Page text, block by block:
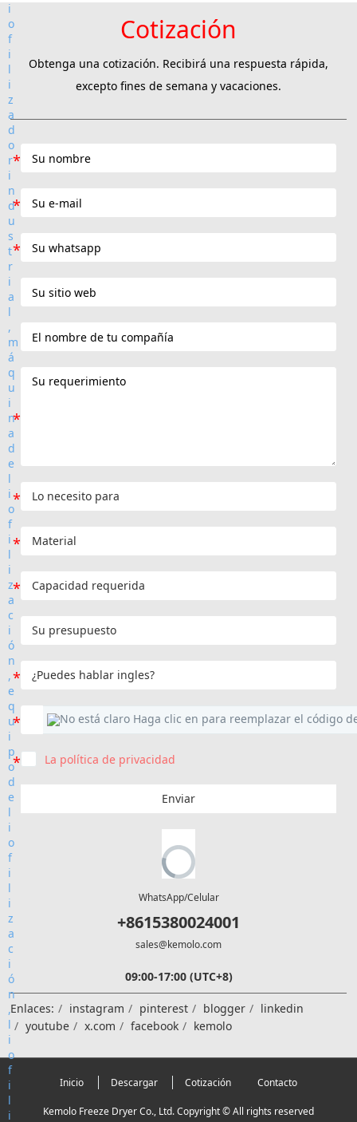
Cotización
Obtenga una cotización. Recibirá una respuesta rápida,
excepto fines de semana y vacaciones.
La política de privacidad
Enviar
WhatsApp/Celular
+8615380024001
sales@kemolo.com
09:00-17:00 (UTC+8)
Enlaces: instagram pinterest blogger
linkedin
youtube
x.com facebook kemolo
Inicio Descargar Cotización Contacto
Kemolo Freeze Dryer Co., Ltd. Copyright © All rights reserved